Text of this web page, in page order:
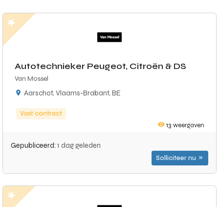
Autotechnieker Peugeot, Citroën & DS
Van Mossel
Aarschot, Vlaams-Brabant, BE
Vast contract
13 weergaven
Gepubliceerd: 1 dag geleden
Solliciteer nu